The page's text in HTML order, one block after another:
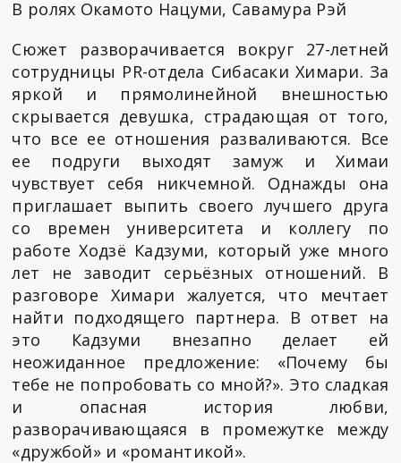
В ролях Окамото Нацуми, Савамура Рэй
Сюжет разворачивается вокруг 27-летней
сотрудницы PR-отдела Сибасаки Химари. За
яркой и прямолинейной внешностью
скрывается девушка, страдающая от того,
что все ее отношения разваливаются. Все
ее подруги выходят замуж и Химаи
чувствует себя никчемной. Однажды она
приглашает выпить своего лучшего друга
со времен университета и коллегу по
работе Ходзё Кадзуми, который уже много
лет не заводит серьёзных отношений. В
разговоре Химари жалуется, что мечтает
найти подходящего партнера. В ответ на
это Кадзуми внезапно делает ей
неожиданное предложение: «Почему бы
тебе не попробовать со мной?». Это сладкая
и опасная история любви,
разворачивающаяся в промежутке между
«дружбой» и «романтикой».